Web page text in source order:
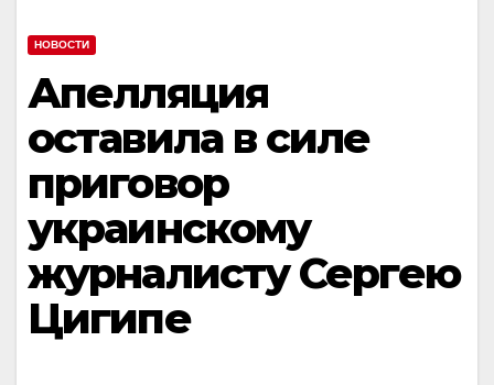
НОВОСТИ
Апелляция
оставила в силе
приговор
украинскому
журналисту Сергею
Цигипе